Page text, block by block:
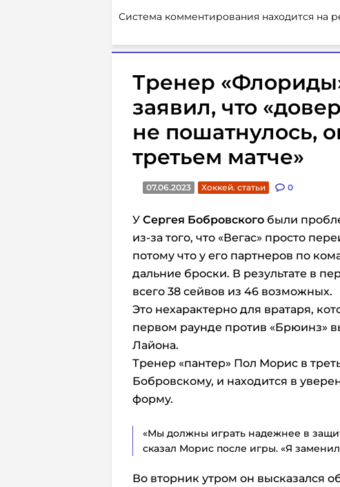
Система комментирования находится на
Тренер
заявил, что
не пошатнулось,
третьем матче»
07.06.2023 Хоккей. статьи 0
У Сергея Бобровского были
из-за того, что «Вегас» просто
потому что у его партнеров по
дальние броски. В результате в
всего 38 сейвов из 46 возможных.
Это нехарактерно для вратаря,
первом раунде против «Брюинз»
Лайона.
Тренер «пантер» Пол Морис в
Бобровскому, и находится в
форму.
«Мы должны играть надежнее в
сказал Морис после игры. «Я
Во вторник утром он высказался